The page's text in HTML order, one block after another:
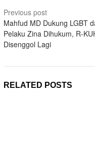
Post
navigation
Previous post
Mahfud MD Dukung LGBT
Pelaku Zina Dihukum, R-
Disenggol Lagi
RELATED POSTS